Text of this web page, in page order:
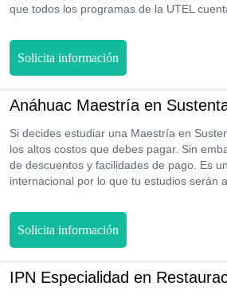
que todos los programas de la UTEL
Solicita información
Anáhuac Maestría en
Si decides estudiar una Maestría en
los altos costos que debes pagar. Sin
de descuentos y facilidades de pago. Es
internacional por lo que tu estudios serán
Solicita información
IPN Especialidad en